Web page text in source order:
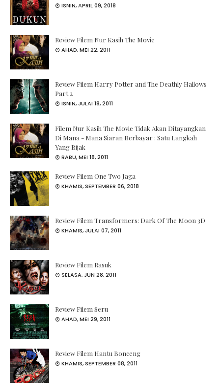
ISNIN, APRIL 09, 2018
Review Filem Nur Kasih The Movie
AHAD, MEI 22, 2011
Review Filem Harry Potter and The Deathly Hallows
Part 2
ISNIN, JULAI 18, 2011
Filem Nur Kasih The Movie Tidak Akan Ditayangkan
Di Mana - Mana Siaran Berbayar : Satu Langkah
Yang Bijak
RABU, MEI 18, 2011
Review Filem One Two Jaga
KHAMIS, SEPTEMBER 06, 2018
Review Filem Transformers: Dark Of The Moon 3D
KHAMIS, JULAI 07, 2011
Review Filem Rasuk
SELASA, JUN 28, 2011
Review Filem Seru
AHAD, MEI 29, 2011
Review Filem Hantu Bonceng
KHAMIS, SEPTEMBER 08, 2011